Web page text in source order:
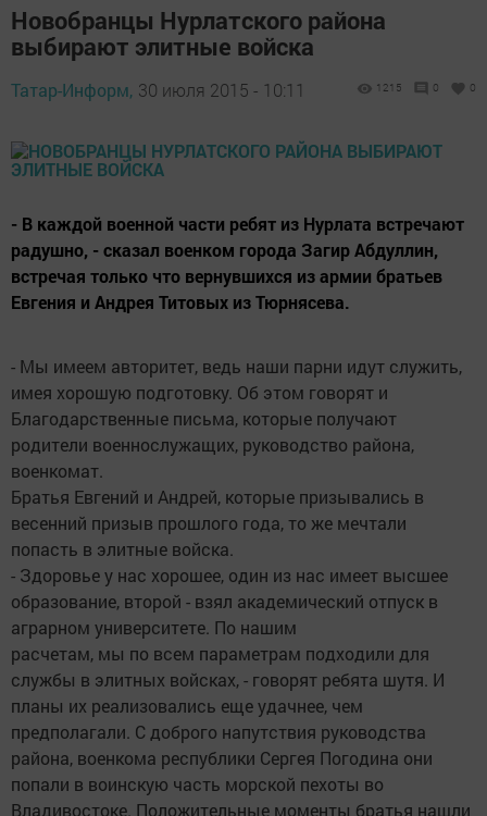
Новобранцы Нурлатского района
выбирают элитные войска
Татар-Информ, 30 июля 2015 - 10:11 1215 0 0
- В каждой военной части ребят из Нурлата встречают
радушно, - сказал военком города Загир Абдуллин,
встречая только что вернувшихся из армии братьев
Евгения и Андрея Титовых из Тюрнясева.
- Мы имеем авторитет, ведь наши парни идут служить,
имея хорошую подготовку. Об этом говорят и
Благодарственные письма, которые получают
родители военнослужащих, руководство района,
военкомат.
Братья Евгений и Андрей, которые призывались в
весенний призыв прошлого года, то же мечтали
попасть в элитные войска.
- Здоровье у нас хорошее, один из нас имеет высшее
образование, второй - взял академический отпуск в
аграрном университете. По нашим
расчетам, мы по всем параметрам подходили для
службы в элитных войсках, - говорят ребята шутя. И
планы их реализовались еще удачнее, чем
предполагали. С доброго напутствия руководства
района, военкома республики Сергея Погодина они
попали в воинскую часть морской пехоты во
Владивостоке. Положительные моменты братья нашли